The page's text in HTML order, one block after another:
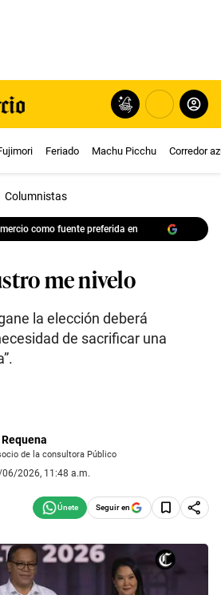
Feriado Machu Picchu Corredor
Columnistas
como fuente preferida en
me nivelo
la elección deberá
de sacrificar una
de la consultora Público
2026, 11:48 a.m.
Seguir en